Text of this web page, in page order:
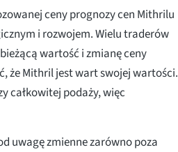
ceny prognozy cen Mithrilu
i rozwojem. Wielu traderów
wartość i zmianę ceny
że Mithril jest wart swojej wartości.
całkowitej podaży, więc
uwagę zmienne zarówno poza